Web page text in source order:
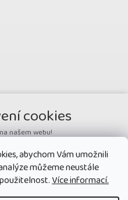
abychom Vám umožnili
můžeme neustále
Více informací.
cookies
našem webu!
související technologie, aby
potřebám a vy na webu nalezli
používané na našem webu
uživatelů stránek.